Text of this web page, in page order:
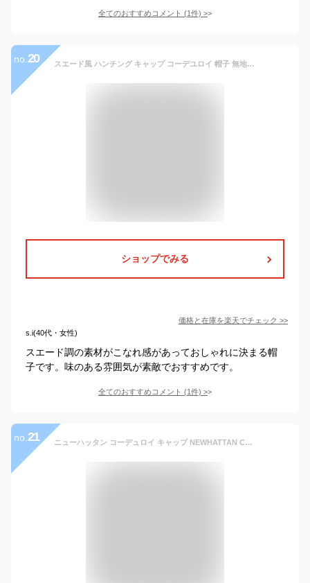
全てのおすすめコメント (1件) >
no. 20 スエード風 ハンチング キャップ コーデユロイ 帽子 無地 ハンチング帽 キャスケット メンズ(男性用) レディース(女性用) HUNTING CAP 7301
ショップでみる
価格と在庫を楽天でチェック >>
s.i(40代・女性)
スエード調の素材がこなれ感があっておしゃれに決まる帽
子です。味のある雰囲気が素敵でおすすめです。
全てのおすすめコメント (1件) >
no. 21 ニューハッタン コーデュロイ キャップ NEWHATTAN CAP ニューハッタン キャップ レディース メンズ キッズ 帽子 CAP ジェットキャップ ローキャップ 無地 メンズ レディース NEW HATTAN Corduroy